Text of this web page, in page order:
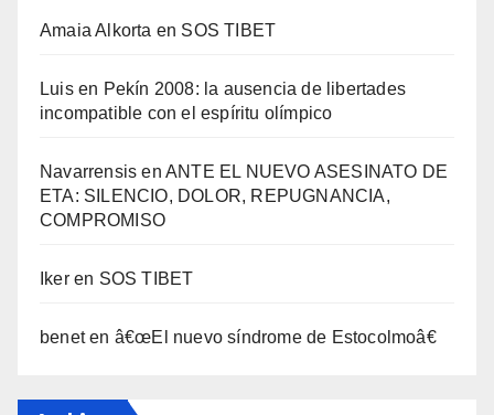
Amaia Alkorta en SOS TIBET
Luisen Pekí­n 2008: la ausencia de libertades
incompatible con el espí­ritu olí­mpico
Navarrensis enANTE EL NUEVO ASESINATO DE
ETA: SILENCIO, DOLOR, REPUGNANCIA,
COMPROMISO
Ikeren SOS TIBET
beneten â€œEl nuevo sí­ndrome de Estocolmoâ€